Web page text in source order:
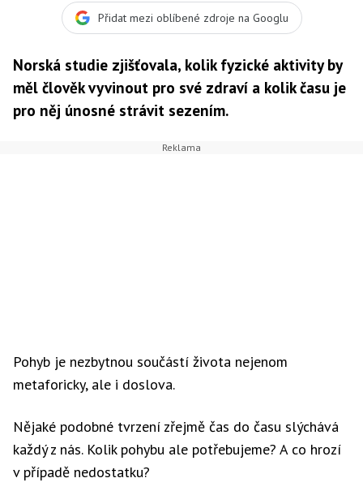
36 tisíc lidí ve věku 40 a více letPřidat mezi oblíbené zdroje na Googlu
Norská studie zjišťovala, kolik fyzické aktivity by
měl člověk vyvinout pro své zdraví a kolik času je
pro něj únosné strávit sezením.
Pohyb je nezbytnou součástí života nejenom
metaforicky, ale i doslova.
Nějaké podobné tvrzení zřejmě čas do času slýchává
každý z nás. Kolik pohybu ale potřebujeme? A co hrozí
v případě nedostatku?